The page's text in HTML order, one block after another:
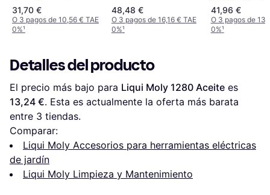
31,70 €
O 3 pagos de 10,56 € TAE
0%¹
48,48 €
O 3 pagos de 16,16 € TAE
0%¹
41,96 €
O 3 pagos de
0%¹
Detalles del producto
El precio más bajo para Liqui Moly 1280 Aceite
13,24 €. Esta es actualmente la oferta más barata
entre 3 tiendas.
Comparar:
Liqui Moly Accesorios para herramientas eléctricas
de jardín
Liqui Moly Limpieza y Mantenimiento